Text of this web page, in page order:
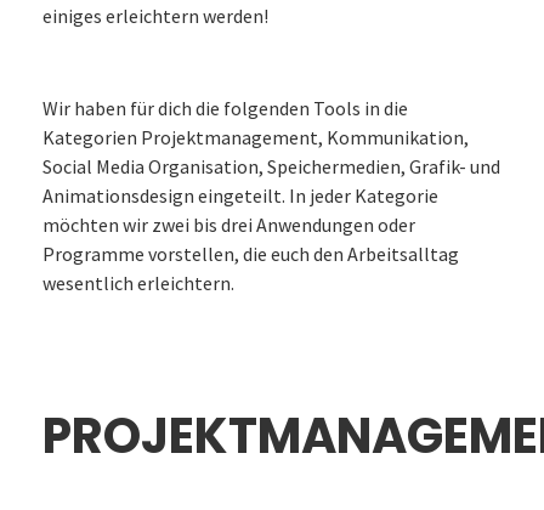
einiges erleichtern werden!
Wir haben für dich die folgenden Tools in die
Kategorien Projektmanagement, Kommunikation,
Social Media Organisation, Speichermedien, Grafik- und
Animationsdesign eingeteilt. In jeder Kategorie
möchten wir zwei bis drei Anwendungen oder
Programme vorstellen, die euch den Arbeitsalltag
wesentlich erleichtern.